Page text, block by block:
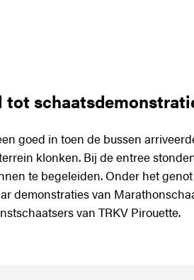
tot
goed in toen de bussen
klonken. Bij de entree
te begeleiden. Onder het
demonstraties van
van TRKV Pirouette.